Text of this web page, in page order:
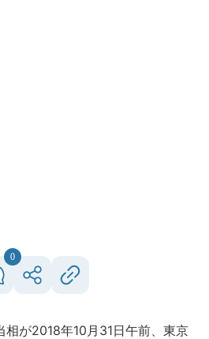
0
が2018年10月31日午前、東京